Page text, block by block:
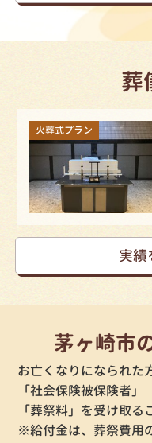
葬
火葬式プラン
実績
茅ヶ崎市
お亡くなりになられた
「社会保険被保険者
「葬祭料」を受け取る
※給付金は、葬祭費用